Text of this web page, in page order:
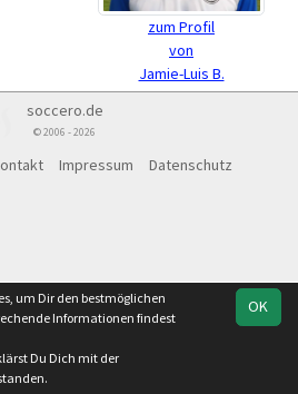
zum Profil
von
Jamie-Luis B.
soccero.de
© 2006 - 2026
Impressum Datenschutz
OK
um Dir den bestmöglichen
Informationen findest
Du Dich mit der